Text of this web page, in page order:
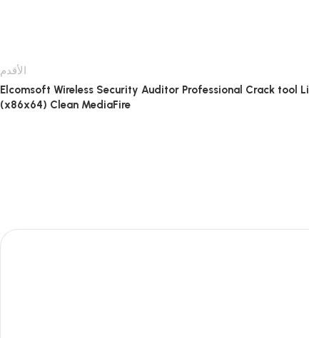
الأقدم
Elcomsoft Wireless Security Auditor Professional Crack tool
(x86x64) Clean MediaFire